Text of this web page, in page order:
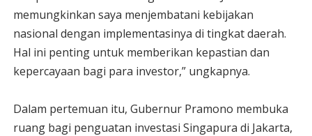
memungkinkan saya menjembatani kebijakan
nasional dengan implementasinya di tingkat daerah.
Hal ini penting untuk memberikan kepastian dan
kepercayaan bagi para investor,” ungkapnya.
Dalam pertemuan itu, Gubernur Pramono membuka
ruang bagi penguatan investasi Singapura di Jakarta,